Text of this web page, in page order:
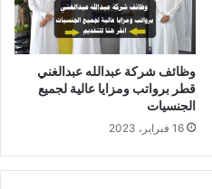
وظائف شركة عبدالله عبدالغني
قطر برواتب ومزايا عالية لجميع
الجنسيات
16 فبراير، 2023